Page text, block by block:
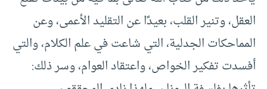
العقل، وتنير القلب، بعيدًا عن التقليد الأعمى، وعن
المماحكات الجدلية، التي شاعت في علم الكلام، والتي
أفسدت تفكير الخواص، واعتقاد العوام، وسر ذلك: